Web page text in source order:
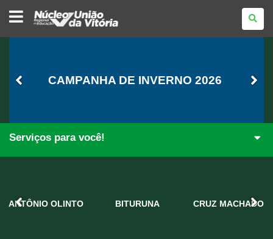
NÚCLEO
REGIONAL
EDUCAÇÃO
CAMPANHA DE INVERNO 2026
Serviços para você!
ANTÔNIO OLINTO BITURUNA CRUZ MACHADO